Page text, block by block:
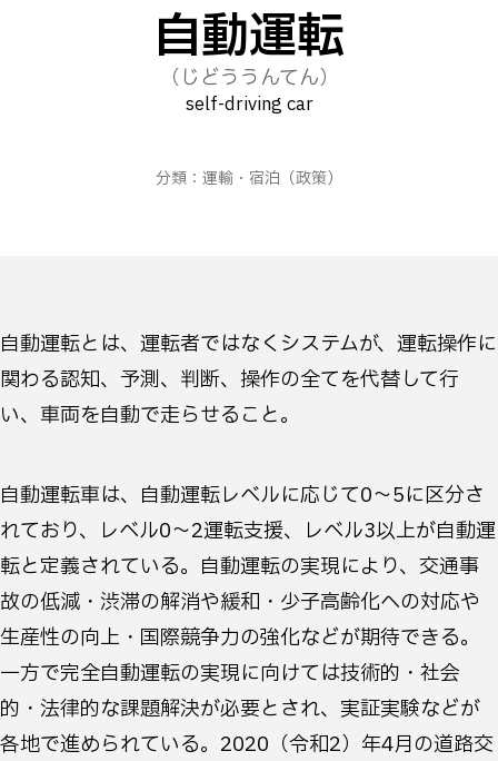
自動運転
（じどううんてん）
self-driving car
分類： 運輸・宿泊 （政策）
自動運転とは、運転者ではなくシステムが、運転操作に
関わる認知、予測、判断、操作の全てを代替して行
い、車両を自動で走らせること。
自動運転車は、自動運転レベルに応じて0～5に区分さ
れており、レベル0～2運転支援、レベル3以上が自動運
転と定義されている。自動運転の実現により、交通事
故の低減・渋滞の解消や緩和・少子高齢化への対応や
生産性の向上・国際競争力の強化などが期待できる。
一方で完全自動運転の実現に向けては技術的・社会
的・法律的な課題解決が必要とされ、実証実験などが
各地で進められている。2020（令和2）年4月の道路交